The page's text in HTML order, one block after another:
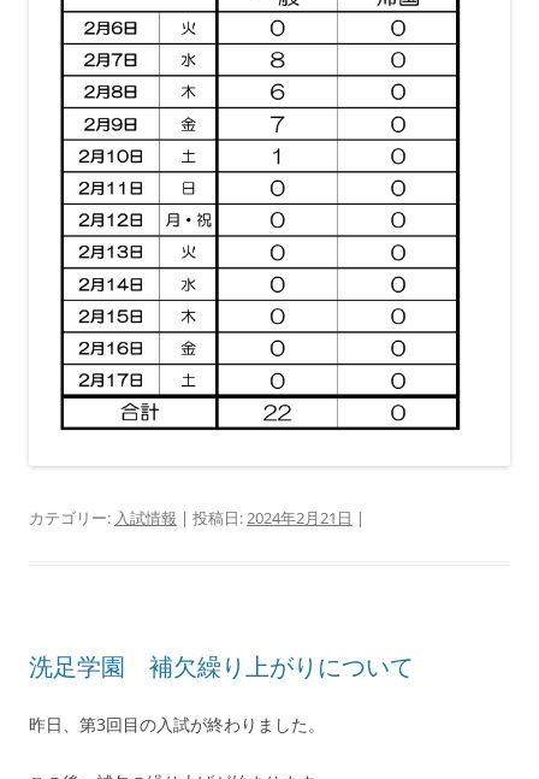
カテゴリー: 入試情報 | 投稿日:2024年2月21日 |
洗足学園 補欠繰り上がりについて
昨日、第3回目の入試が終わりました。